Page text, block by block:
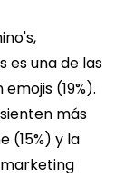
es una de las
(19%).
más
(15%) y la
marketing